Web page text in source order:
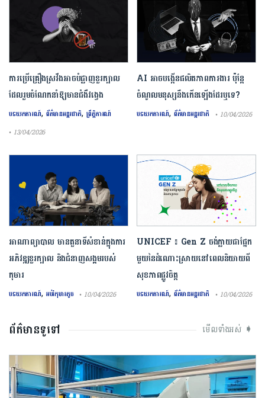
ការ​ប្រើគ្រឿង​ស្រវឹង​អាចបំផ្លាញ​ខួរក្បាល
ដែល​រួមចំណែក​នាំឱ្យ​មាន​ជំងឺ​វង្វេង
បទយកការណ៍, ព័ត៌មានអន្តរជាតិ,ព្រឹត្តិការណ៍
• 13/04/2026
AI អាចបង្កើនផលិតភាពការងារ ប៉ុន្តែ
ចំណូលមនុស្សនឹងកើនឡើងដែរឬទេ?
បទយកការណ៍, ព័ត៌មានអន្តរជាតិ • 10/04/2026
អាណាព្យាបាល មានតួនាទីសំខាន់ក្នុងការ
អភិវឌ្ឍខួរក្បាល និងជំនាញសង្គមរបស់
កុមារ
បទយកការណ៍, អប់រំកុមារតូច • 10/04/2026
UNICEF ៖ Gen Z ចង់ក្លាយ​ជា​ផ្នែក​
មួយ​នៃ​ដំណោះស្រាយ​នៅ​ពេល​និយាយ​ពី
សុខភាព​ផ្លូវចិត្ត
បទយកការណ៍, ព័ត៌មានអន្តរជាតិ • 10/04/2026
ព័ត៌មានទូទៅ មើលទាំងអស់ ➧